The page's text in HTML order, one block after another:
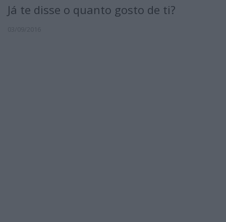
Já te disse o quanto gosto de ti?